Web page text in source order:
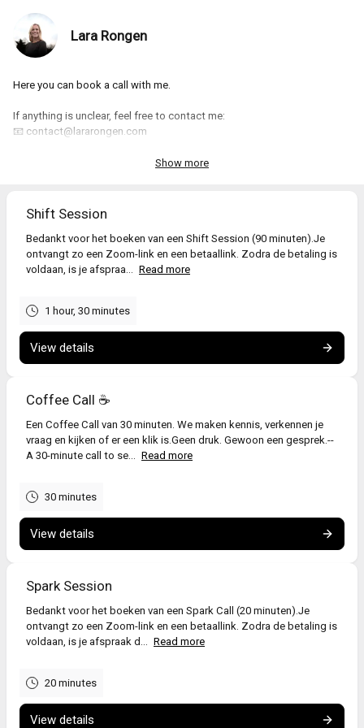
Lara Rongen
Here you can book a call with me.
If anything is unclear, feel free to contact me:
📧 contact@lararongen.com
Show more
Shift Session
Bedankt voor het boeken van een Shift Session (90 minuten).Je
ontvangt zo een Zoom-link en een betaallink. Zodra de betaling is
voldaan, is je afspraa...
Read more
1 hour, 30 minutes
View details
Coffee Call ☕
Een Coffee Call van 30 minuten. We maken kennis, verkennen je
vraag en kijken of er een klik is.Geen druk. Gewoon een gesprek.--
A 30-minute call to se...
Read more
30 minutes
View details
Spark Session
Bedankt voor het boeken van een Spark Call (20 minuten).Je
ontvangt zo een Zoom-link en een betaallink. Zodra de betaling is
voldaan, is je afspraak d...
Read more
20 minutes
View details